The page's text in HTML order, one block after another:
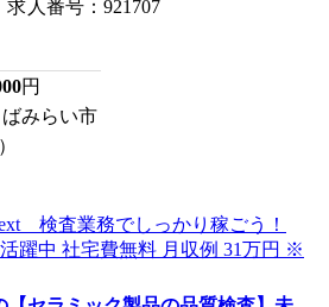
人番号：921707
円
みらい市